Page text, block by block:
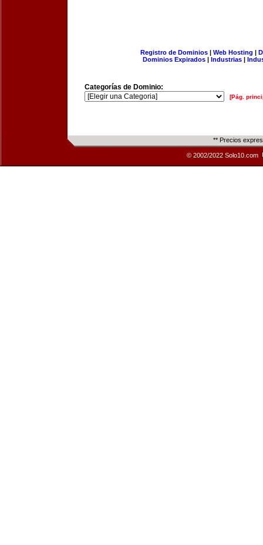
Registro de Dominios| Web Hosting |
Dominios Expirados | Industrias |
Categorías de Dominio:
[Pág.
** Precios
© 2002/2022 Solo10.com